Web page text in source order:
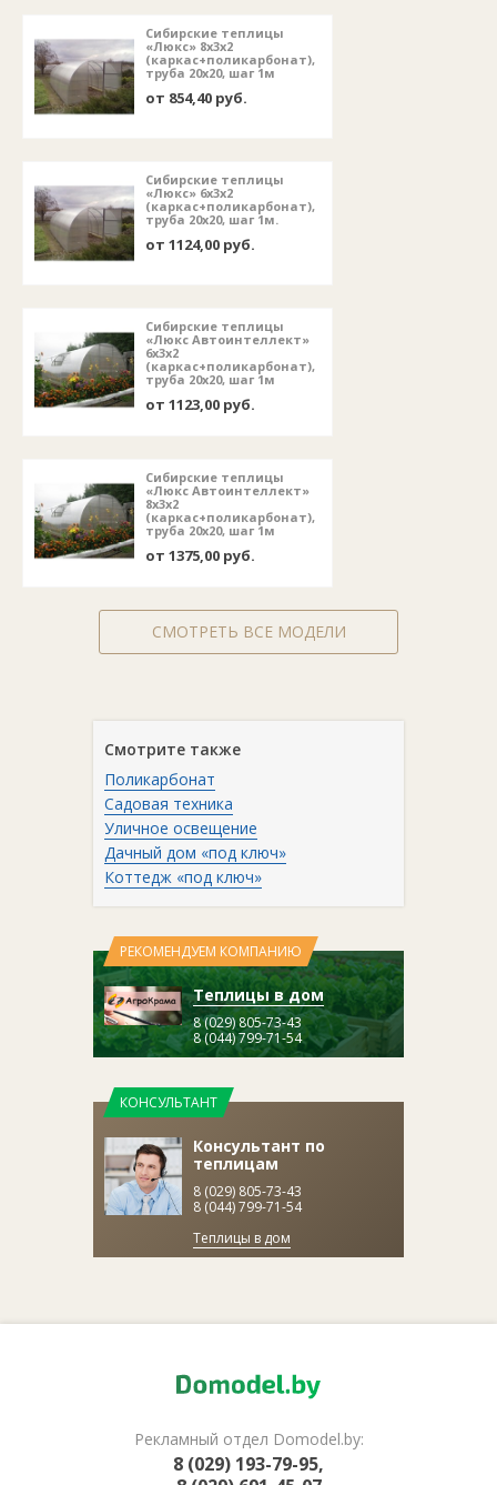
Сибирские теплицы
«Люкс» 8х3х2
(каркас+поликарбонат),
труба 20х20, шаг 1м
от 854,40 руб.
Сибирские теплицы
«Люкс» 6х3х2
(каркас+поликарбонат),
труба 20х20, шаг 1м.
от 1124,00 руб.
Сибирские теплицы
«Люкс Автоинтеллект»
6х3х2
(каркас+поликарбонат),
труба 20х20, шаг 1м
от 1123,00 руб.
Сибирские теплицы
«Люкс Автоинтеллект»
8х3х2
(каркас+поликарбонат),
труба 20х20, шаг 1м
от 1375,00 руб.
СМОТРЕТЬ ВСЕ МОДЕЛИ
Смотрите также
Поликарбонат
Садовая техника
Уличное освещение
Дачный дом «под ключ»
Коттедж «под ключ»
РЕКОМЕНДУЕМ КОМПАНИЮ
Теплицы в дом
8 (029) 805-73-43
8 (044) 799-71-54
КОНСУЛЬТАНТ
Консультант по
теплицам
8 (029) 805-73-43
8 (044) 799-71-54
Теплицы в дом
Рекламный отдел Domodel.by:
8 (029) 193-79-95,